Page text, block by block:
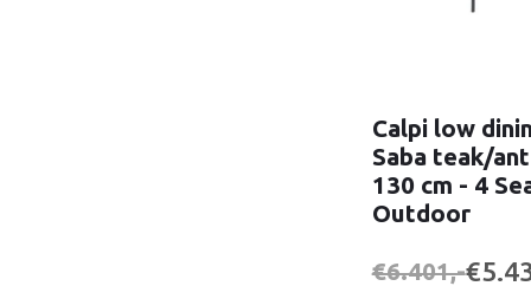
Calpi low
Saba teak/
130 cm - 4
Outdoor
€6.401,-